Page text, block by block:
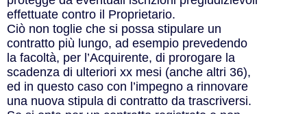
effettuate contro il Proprietario.
Ciò non toglie che si possa stipulare un
contratto più lungo, ad esempio prevedendo
la facoltà, per l’Acquirente, di prorogare la
scadenza di ulteriori xx mesi (anche altri 36),
ed in questo caso con l’impegno a rinnovare
una nuova stipula di contratto da trascriversi.